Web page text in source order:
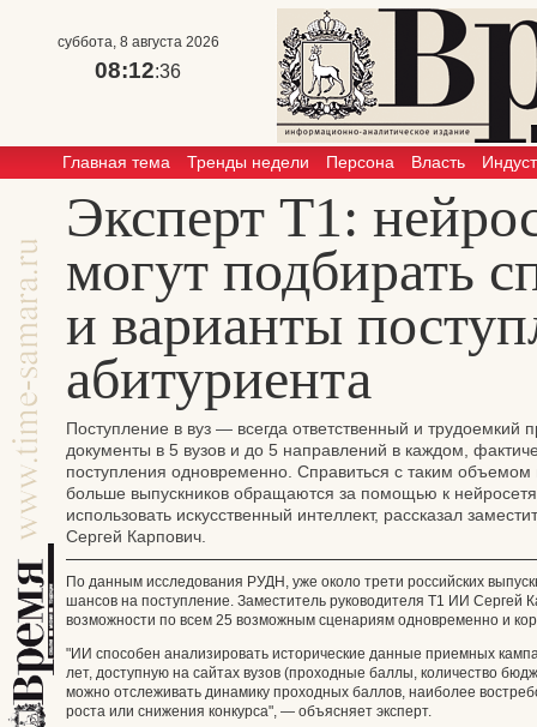
суббота, 8 августа 2026
08:12:37
Главная тема Тренды недели Персона Власть
Эксперт Т1:
могут подбирать
и варианты
абитуриента
Поступление в вуз — всегда ответственный и трудоемкий
документы в 5 вузов и до 5 направлений в каждом,
поступления одновременно. Справиться с таким
больше выпускников обращаются за помощью к
использовать искусственный интеллект, рассказал
Сергей Карпович.
По данным исследования РУДН, уже около трети российских
шансов на поступление. Заместитель руководителя Т1 ИИ Сергей
возможности по всем 25 возможным сценариям одновременно и
"ИИ способен анализировать исторические данные приемных
лет, доступную на сайтах вузов (проходные баллы, количество
можно отслеживать динамику проходных баллов, наиболее
роста или снижения конкурса", — объясняет эксперт.